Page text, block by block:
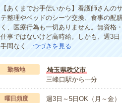
【あくまでお手伝いから】看護師さん
テ整理やベッドのシーツ交換、食事の配
く、医療行為も一切ありません。無資格
仕事ではないけど高時給。しかも、週3
手間なく…つづきを見る
勤務地
埼玉県秩父市
三峰口駅から---分
曜日頻度 週3日～5日OK（月～金